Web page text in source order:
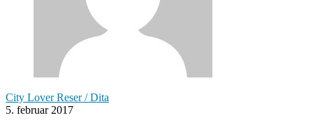
City Lover Reser / Dita
5. februar 2017